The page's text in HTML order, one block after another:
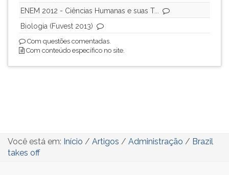
ENEM 2012 - Ciências Humanas e suas T...
Biologia (Fuvest 2013)
Com questões comentadas.
Com conteúdo específico no site.
Você está em: Início / Artigos / Administração / Brazil
takes off